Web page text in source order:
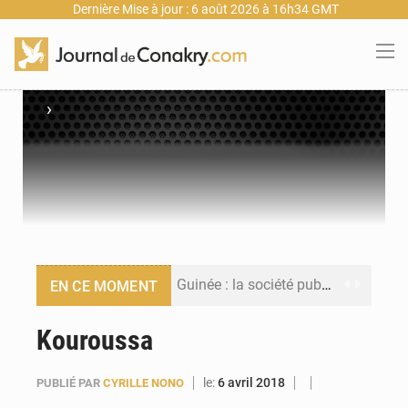
Dernière Mise à jour : 6 août 2026 à 16h34 GMT
›
EN CE MOMENT Guinée : la société publique Nimba Mining Company signe sa première convention minière
Kouroussa
PUBLIÉ PAR CYRILLE NONO le:6 avril 2018